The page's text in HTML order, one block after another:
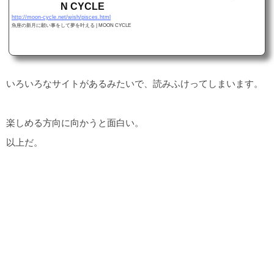
N CYCLE
http://moon-cycle.net/wish/pisces.html
魚座の新月に願い事をして夢を叶える | MOON CYCLE
いろいろなサイトがあるみたいで、読みふけってしまいます。
楽しめる方向に向かうと面白い。
以上だ。